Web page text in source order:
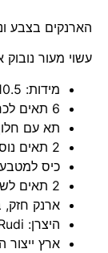
הארנקים בצבע
עשוי מעור
מידות: 10.5 ס”מ * 8.6 ס”מ
6 תאים לכרטיסי אשראי
תא עם
2 תאים נוספים למסמכים
כיס
2 תאים לשטרות
ארנק חזק,
היצרן: Rudi
ארץ ייצור